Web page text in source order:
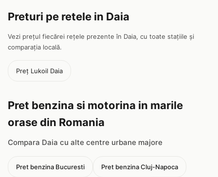
Preturi pe retele in Daia
Vezi prețul fiecărei rețele prezente în Daia, cu toate stațiile și
comparația locală.
Preț Lukoil Daia
Pret benzina si motorina in marile
orase din Romania
Compara Daia cu alte centre urbane majore
Pret benzina Bucuresti Pret benzina Cluj-Napoca